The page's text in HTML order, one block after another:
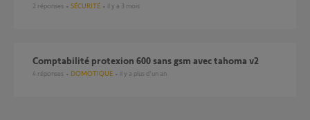
2 réponses SÉCURITÉ il y a 3 mois
comptabilité protexion 600 sans gsm avec tahoma v2
4 réponses DOMOTIQUE il y a plus d'un an